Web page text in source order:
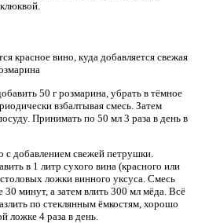
красное вино, куда добавляется свежая
50 г розмарина, убрать в тёмное
взбалтывая смесь. Затем
Принимать по 50 мл 3 раза в день в
добавлением свежей петрушки.
в 1 литр сухого вина (красного или
ложки винного уксуса. Смесь
30 минут, а затем влить 300 мл мёда. Всё
по стеклянным ёмкостям, хорошо
ложке 4 раза в день.